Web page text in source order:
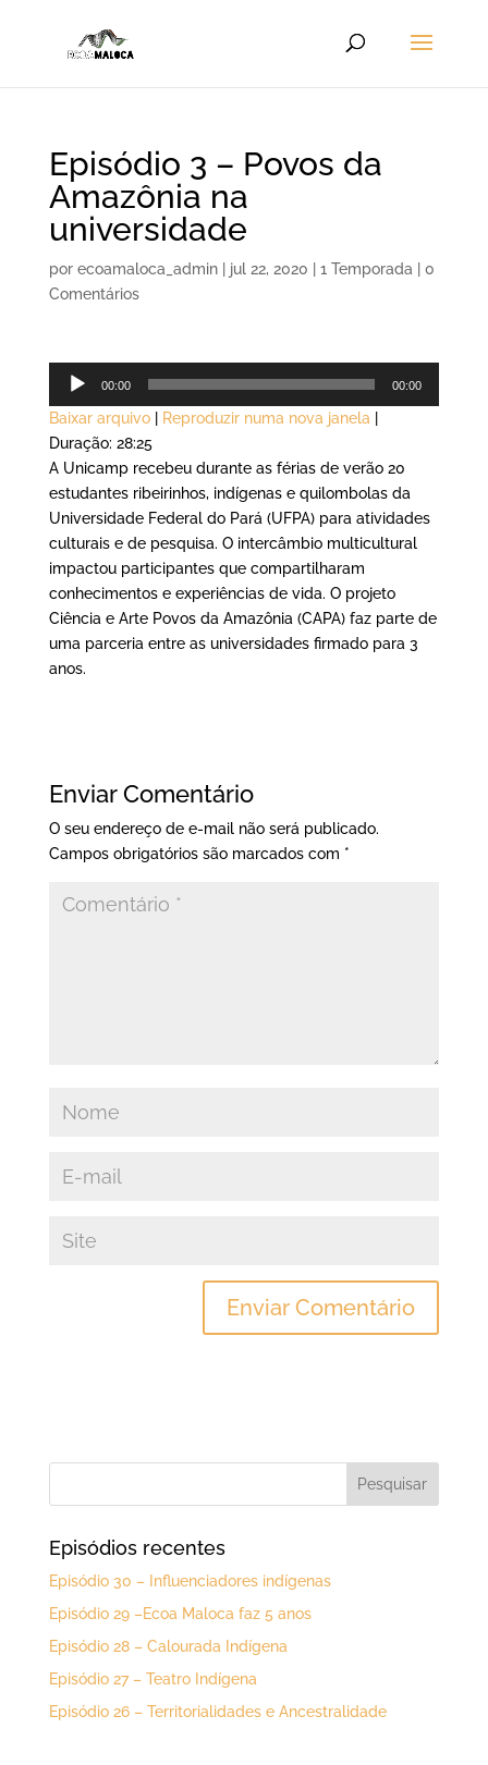
Episódio 3 – Povos da
Amazônia na
universidade
por ecoamaloca_admin| jul 22, 2020 1 Temporada
0
Comentários
Tocador
áudio
00:00 00:00
Baixar arquivo| Reproduzir numa nova janela
Duração: 28:25
A Unicamp recebeu durante as férias de verão 20
estudantes ribeirinhos, indígenas e quilombolas da
Universidade Federal do Pará (UFPA) para atividades
culturais e de pesquisa. O intercâmbio multicultural
impactou participantes que compartilharam
conhecimentos e experiências de vida. O projeto
Ciência e Arte Povos da Amazônia (CAPA) faz parte de
uma parceria entre as universidades firmado para 3
anos.
Enviar Comentário
O seu endereço de e-mail não será publicado.
Campos obrigatórios são marcados com *
Episódios recentes
Episódio 30 – Influenciadores indígenas
Episódio 29 –Ecoa Maloca faz 5 anos
Episódio 28 – Calourada Indígena
Episódio 27 – Teatro Indígena
Episódio 26 – Territorialidades e Ancestralidade